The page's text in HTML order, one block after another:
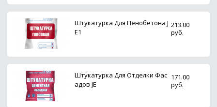
Штукатурка Для Пенобетона J
E1
213.00
руб.
Штукатурка Для Отделки Фас
адов JE
171.00
руб.